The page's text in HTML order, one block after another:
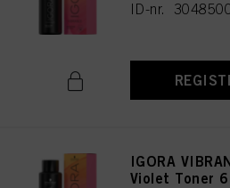
ID-nr.
IGORA
Violet Toner